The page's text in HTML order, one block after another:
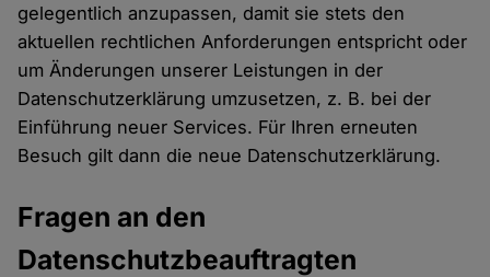
gelegentlich anzupassen, damit sie stets den
aktuellen rechtlichen Anforderungen entspricht oder
um Änderungen unserer Leistungen in der
Datenschutzerklärung umzusetzen, z. B. bei der
Einführung neuer Services. Für Ihren erneuten
Besuch gilt dann die neue Datenschutzerklärung.
Fragen an den
Datenschutzbeauftragten